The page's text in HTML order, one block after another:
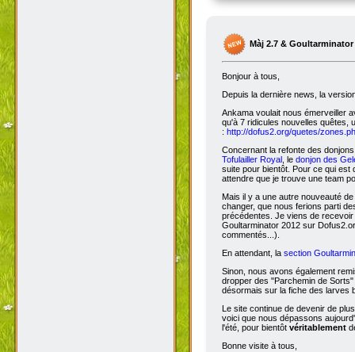
Màj 2.7 & Goultarminator
Bonjour à tous,
Depuis la dernière news, la
Ankama voulait nous émerveiller
qu'à 7 ridicules nouvelles quêtes,
: http://dofus2.org/quetes/
Concernant la refonte des
Tofulailler Royal , le donjon des
suite pour bientôt. Pour ce qui est
attendre que je trouve une team
Mais il y a une autre nouveauté
changer, que nous ferions parti
précédentes. Je viens de
Goultarminator 2012 sur
commentés...).
En attendant, la section
Sinon, nous avons également
dropper des "Parchemin de
désormais sur la fiche des larves
Le site continue de devenir de
voici que nous dépassons
l'été, pour bientôt véritablement
Bonne visite à tous,